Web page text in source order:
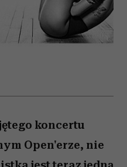
koncertu
Open'erze, nie